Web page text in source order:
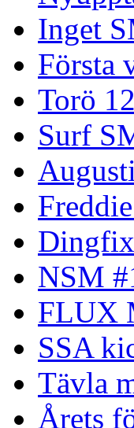
Inget
Första
Torö
Surf
NSM
FLUX
SSA
Tävla
Årets